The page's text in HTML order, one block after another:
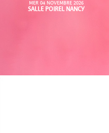
MER 04 NOVEMBRE 2026
SALLE POIREL NANCY